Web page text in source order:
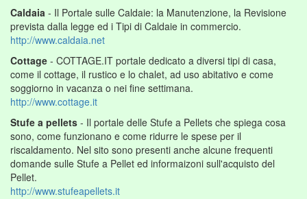
Caldaia - Il Portale sulle Caldaie: la Manutenzione, la Revisione
prevista dalla legge ed i Tipi di Caldaie in commercio.
http://www.caldaia.net
Cottage - COTTAGE.IT portale dedicato a diversi tipi di casa,
come il cottage, il rustico e lo chalet, ad uso abitativo e come
soggiorno in vacanza o nei fine settimana.
http://www.cottage.it
Stufe a pellets - Il portale delle Stufe a Pellets che spiega cosa
sono, come funzionano e come ridurre le spese per il
riscaldamento. Nel sito sono presenti anche alcune frequenti
domande sulle Stufe a Pellet ed informaizoni sull'acquisto del
Pellet.
http://www.stufeapellets.it